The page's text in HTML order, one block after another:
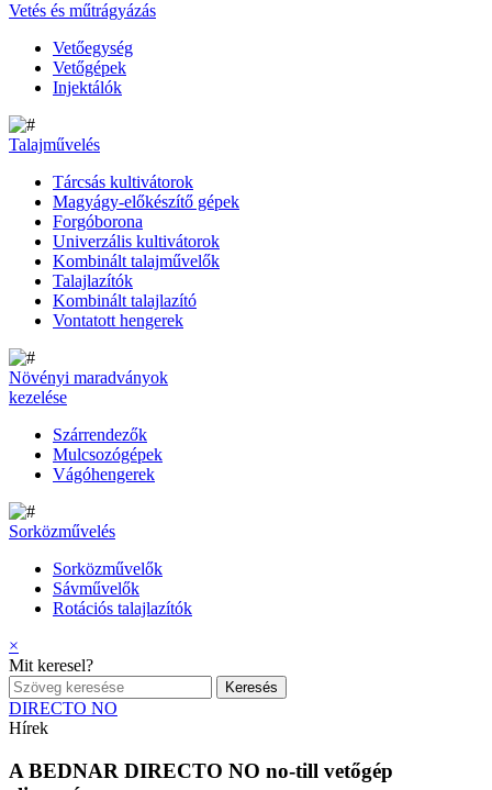
Vetés és műtrágyázás
Vetőegység
Vetőgépek
Injektálók
Talajművelés
Tárcsás kultivátorok
Magyágy-előkészítő gépek
Forgóborona
Univerzális kultivátorok
Kombinált talajművelők
Talajlazítók
Kombinált talajlazító
Vontatott hengerek
Növényi maradványok
kezelése
Szárrendezők
Mulcsozógépek
Vágóhengerek
Sorközművelés
Sorközművelők
Sávművelők
Rotációs talajlazítók
×
Mit keresel?
DIRECTO NO
Hírek
A BEDNAR DIRECTO NO no-till vetőgép